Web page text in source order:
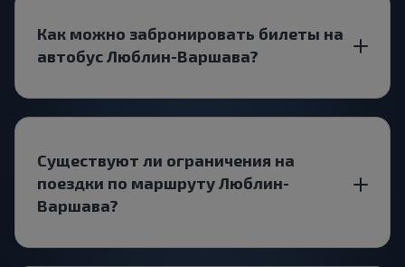
Как можно забронировать билеты на
автобус Люблин-Варшава?
Существуют ли ограничения на
поездки по маршруту Люблин-
Варшава?